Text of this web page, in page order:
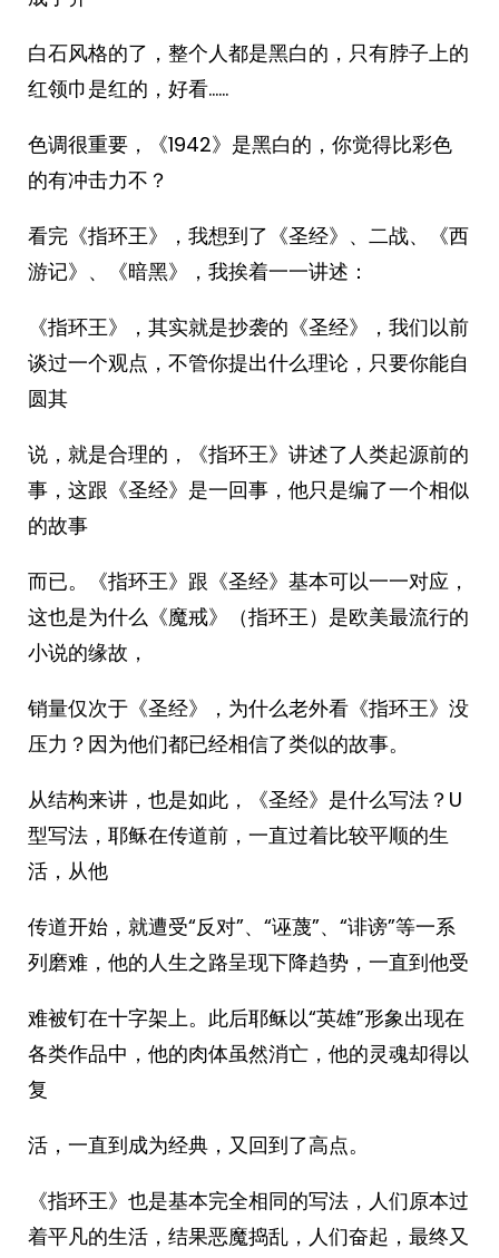
白石风格的了，整个人都是黑白的，只有脖子上的
红领巾是红的，好看……
色调很重要，《1942》是黑白的，你觉得比彩色
的有冲击力不？
看完《指环王》，我想到了《圣经》、二战、《西
游记》、《暗黑》，我挨着一一讲述：
《指环王》，其实就是抄袭的《圣经》，我们以前
谈过一个观点，不管你提出什么理论，只要你能自
圆其
说，就是合理的，《指环王》讲述了人类起源前的
事，这跟《圣经》是一回事，他只是编了一个相似
的故事
而已。《指环王》跟《圣经》基本可以一一对应，
这也是为什么《魔戒》（指环王）是欧美最流行的
小说的缘故，
销量仅次于《圣经》，为什么老外看《指环王》没
压力？因为他们都已经相信了类似的故事。
从结构来讲，也是如此，《圣经》是什么写法？U
型写法，耶稣在传道前，一直过着比较平顺的生
活，从他
传道开始，就遭受“反对”、“诬蔑”、“诽谤”等一系
列磨难，他的人生之路呈现下降趋势，一直到他受
难被钉在十字架上。此后耶稣以“英雄”形象出现在
各类作品中，他的肉体虽然消亡，他的灵魂却得以
复
活，一直到成为经典，又回到了高点。
《指环王》也是基本完全相同的写法，人们原本过
着平凡的生活，结果恶魔捣乱，人们奋起，最终又